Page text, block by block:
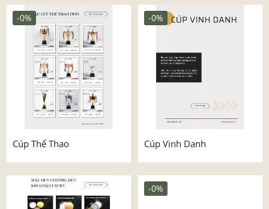
Cúp Thể Thao
-0%
Cúp Vinh Danh
-0%
-0%